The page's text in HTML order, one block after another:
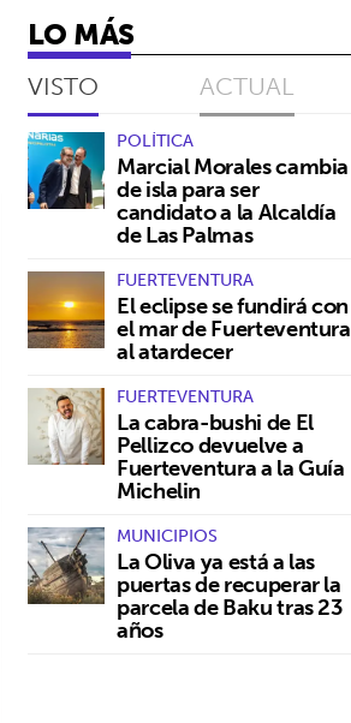
LO MÁS
VISTO ACTUAL
POLÍTICA
Marcial Morales cambia
de isla para ser
candidato a la Alcaldía
de Las Palmas
FUERTEVENTURA
El eclipse se fundirá con
el mar de Fuerteventura
al atardecer
FUERTEVENTURA
La cabra-bushi de El
Pellizco devuelve a
Fuerteventura a la Guía
Michelin
MUNICIPIOS
La Oliva ya está a las
puertas de recuperar la
parcela de Baku tras 23
años